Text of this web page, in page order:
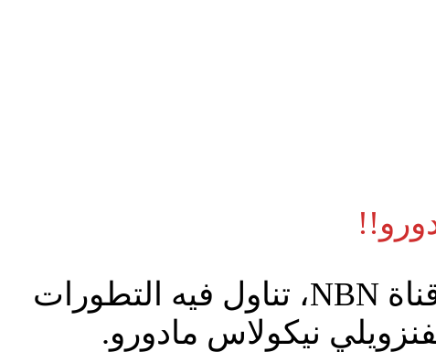
أجرى الدكتور طلال أبوغزاله مساء أمس لقاء تلفزيونياً على قناة NBN، تناول فيه التطورات
نيكولاس مادورو.